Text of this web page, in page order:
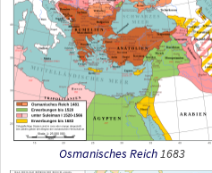
Osmanisches Reich1683